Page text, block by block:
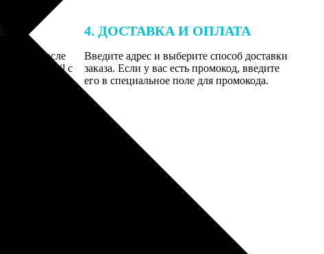
После
на email с
4. ДОСТАВКА И ОПЛАТА
Введите адрес и выберите способ доставки
заказа. Если у вас есть промокод, введите
его в специальное поле для промокода.